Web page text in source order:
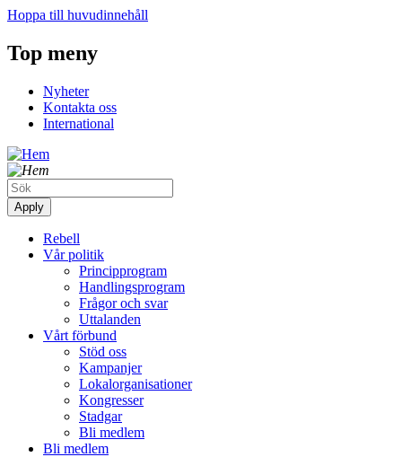
Hoppa till huvudinnehåll
Top meny
Nyheter
Kontakta oss
International
Rebell
Vår politik
Principprogram
Handlingsprogram
Frågor och svar
Uttalanden
Vårt förbund
Stöd oss
Kampanjer
Lokalorganisationer
Kongresser
Stadgar
Bli medlem
Bli medlem